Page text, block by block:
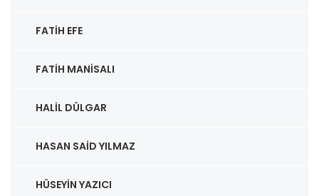
FATIH EFE
FATIH MANISALI
HALIL DÜLGAR
HASAN SAID YILMAZ
HÜSEYIN YAZICI